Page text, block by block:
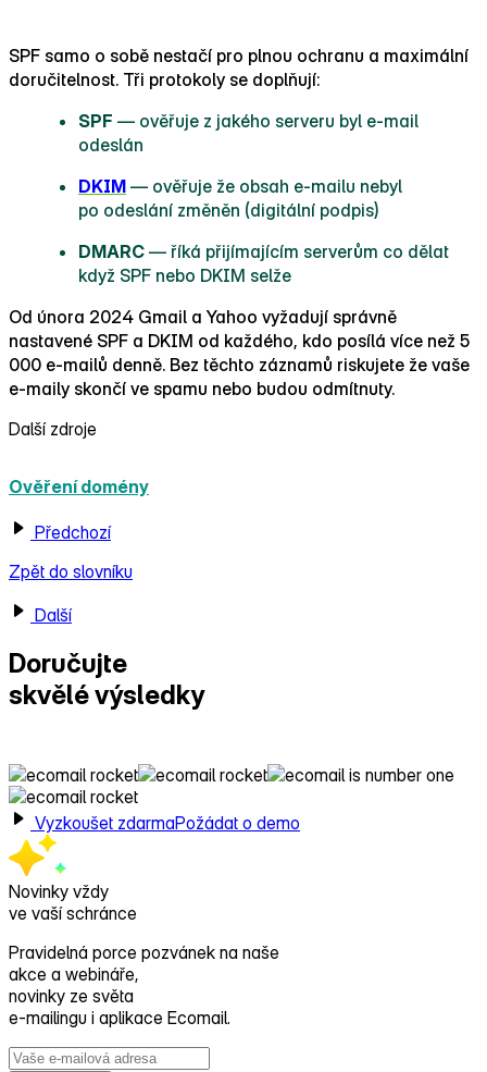
SPF samo o sobě nestačí pro plnou ochranu a maximální
doručitelnost. Tři protokoly se doplňují:
SPF — ověřuje z jakého serveru byl e‑mail
odeslán
DKIM — ověřuje že obsah e‑mailu nebyl
po odeslání změněn (digitální podpis)
DMARC — říká přijímajícím serverům co dělat
když SPF nebo DKIM selže
Od února 2024 Gmail a Yahoo vyžadují správně
nastavené SPF a DKIM od každého, kdo posílá více než 5
000 e‑mailů denně. Bez těchto záznamů riskujete že vaše
e‑maily skončí ve spamu nebo budou odmítnuty.
Další zdroje
Ověření domény
Předchozí
Zpět do slovníku
Další
Doručujte
skvělé výsledky
Vyzkoušet zdarmaPožádat o demo
Novinky vždy
ve vaší schránce
Pravidelná porce pozvánek na naše
akce a webináře,
novinky ze světa
e‑mailingu i aplikace Ecomail.